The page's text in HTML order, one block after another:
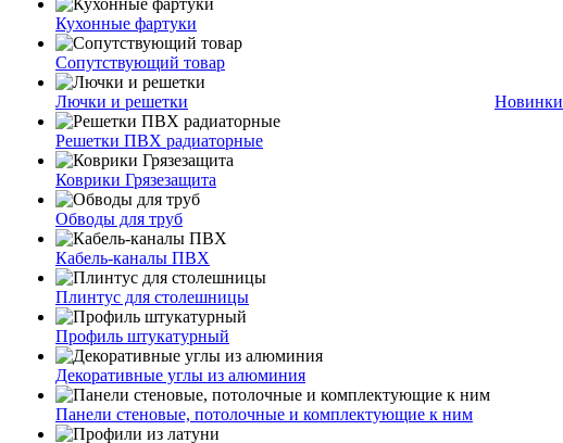
Кухонные фартуки
Сопутствующий товар
Лючки и решетки
Решетки ПВХ радиаторные
Коврики Грязезащита
Обводы для труб
Кабель-каналы ПВХ
Плинтус для столешницы
Профиль штукатурный
Декоративные углы из алюминия
Панели стеновые, потолочные и комплектующие к ним
Новинки